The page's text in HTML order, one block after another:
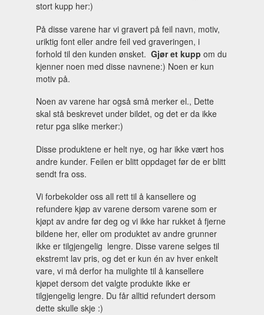
stort kupp her:)
På disse varene har vi gravert på feil navn, motiv,
uriktig font eller andre feil ved graveringen, i
forhold til den kunden ønsket.Gjør et kupp om du
kjenner noen med disse navnene:) Noen er kun
motiv på.
Noen av varene har også små merker el., Dette
skal stå beskrevet under bildet, og det er da ikke
retur pga slike merker:)
Disse produktene er helt nye, og har ikke vært hos
andre kunder. Feilen er blitt oppdaget før de er blitt
sendt fra oss.
Vi forbekolder oss all rett til å kansellere og
refundere kjøp av varene dersom varene som er
kjøpt av andre før deg og vi ikke har rukket å fjerne
bildene her, eller om produktet av andre grunner
ikke er tilgjengelig lengre. Disse varene selges til
ekstremt lav pris, og det er kun én av hver enkelt
vare, vi må derfor ha mulighte til å kansellere
kjøpet dersom det valgte produkte ikke er
tilgjengelig lengre. Du får alltid refundert dersom
dette skulle skje :)